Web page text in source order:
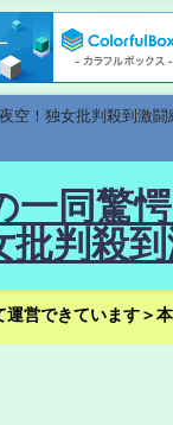
！独女批判殺到激
同驚
批判殺
営できています＞